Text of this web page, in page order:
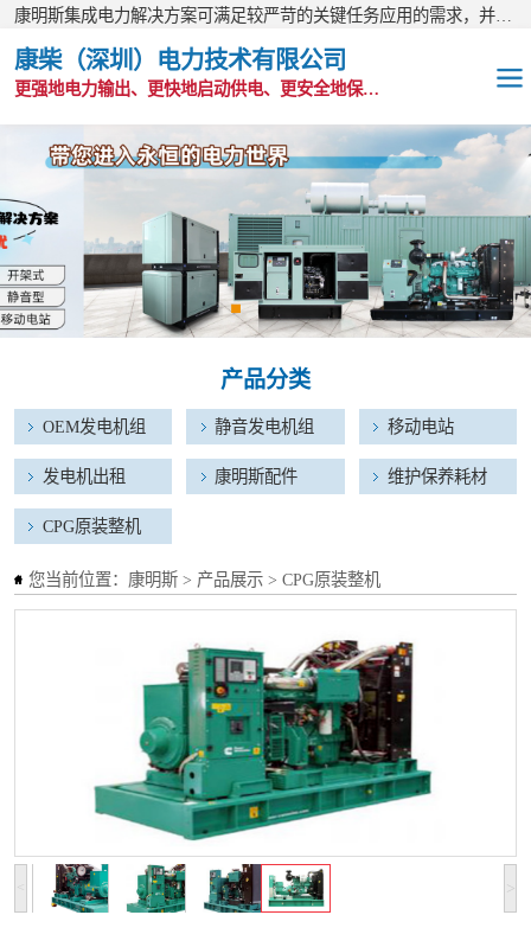
康柴（深圳）电力技术有限公司
更强地电力输出、更快地启动供电、更安全地保护功能
您当前位置： 康明斯 > 产品展示 > CPG原装整机
< >
产品分类
OEM发电机组 静音发电机组 移动电站
发电机出租 康明斯配件 维护保养耗材
CPG原装整机
OEM发电机组
静音发电机组
移动电站
发电机出租
维护保养耗材
CPG原装整机